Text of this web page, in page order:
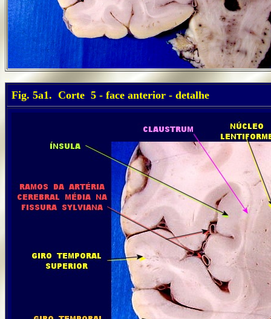
..
Fig. 5a1. Corte 5 - face anterior - detalhe